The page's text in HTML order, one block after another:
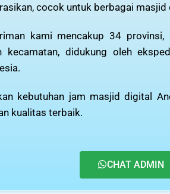
cocok untuk berbagai masjid
kami mencakup 34
kecamatan, didukung oleh
kebutuhan jam masjid digital
kualitas terbaik.
CHAT ADMIN